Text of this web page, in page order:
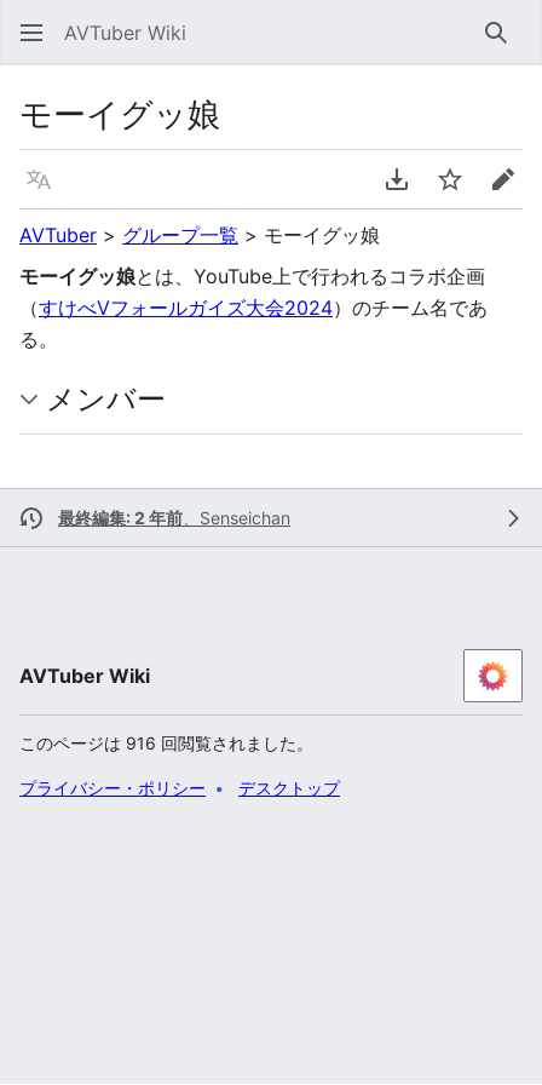
AVTuber Wiki 検索
モーイグッ娘
言語 PDFをダウンロ
ウォッチ編集
AVTuber > グループ一覧 > モーイグッ娘
モーイグッ娘とは、YouTube上で行われるコラボ企画
（すけべVフォールガイズ大会2024）のチーム名であ
る。
メンバー
最終編集: 2 年前 Senseichan
AVTuber Wiki
このページは 916 回閲覧されました。
プライバシー・ポリシー デスクトップ